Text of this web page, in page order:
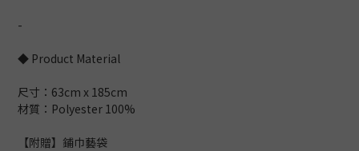
-
◆ Product Material
尺寸：63cm x 185cm
材質：Polyester 100%
【附贈】鋪巾藝袋